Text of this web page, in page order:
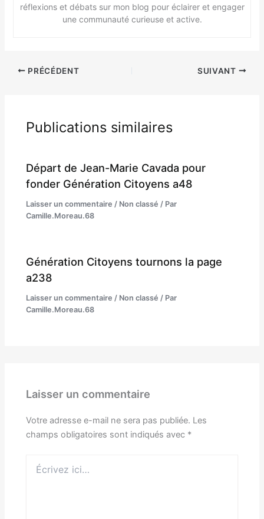
réflexions et débats sur mon blog pour éclairer et engager
une communauté curieuse et active.
PRÉCÉDENT SUIVANT
Publications similaires
Départ de Jean-Marie Cavada pour
fonder Génération Citoyens a48
Laisser un commentaire / Non classé / Par
Camille.Moreau.68
Génération Citoyens tournons la page
a238
Laisser un commentaire / Non classé / Par
Camille.Moreau.68
Laisser un commentaire
Votre adresse e-mail ne sera pas publiée. Les
champs obligatoires sont indiqués avec *
ici…